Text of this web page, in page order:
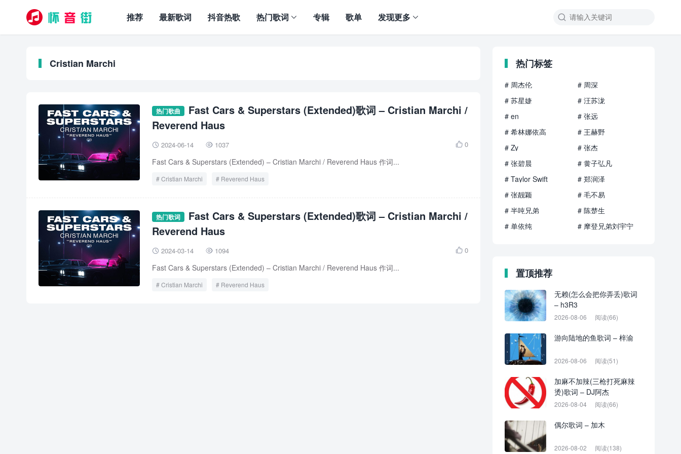

推荐 最新歌词 抖音热歌 热门歌词 专辑 歌单 发现更多
Cristian Marchi
热门歌曲
Fast Cars & Superstars (Extended)歌词 – Cristian Marchi /
Reverend Haus
 2024-06-14  1037  0
Fast Cars & Superstars (Extended) – Cristian Marchi / Reverend Haus 作词...
Cristian Marchi Reverend Haus
热门歌词
Fast Cars & Superstars (Extended)歌词 – Cristian Marchi /
Reverend Haus
 2024-03-14  1094  0
Fast Cars & Superstars (Extended) – Cristian Marchi / Reverend Haus 作词...
Cristian Marchi Reverend Haus
热门标签
# 周杰伦
# 周深
# 苏星婕
# 汪苏泷
# en
# 张远
# 希林娜依高
# 王赫野
# Zy
# 张杰
# 张碧晨
# 黄子弘凡
# Taylor Swift
# 郑润泽
# 张靓颖
# 毛不易
# 半吨兄弟
# 陈楚生
# 单依纯
# 摩登兄弟刘宇宁
置顶推荐
无赖(怎么会把你弄丢)歌词
– h3R3
2026-08-06 阅读(66)
游向陆地的鱼歌词 – 梓渝
2026-08-06 阅读(51)
加麻不加辣(三枪打死麻辣
烫)歌词 – DJ阿杰
2026-08-04 阅读(66)
偶尔歌词 – 加木
2026-08-02 阅读(138)